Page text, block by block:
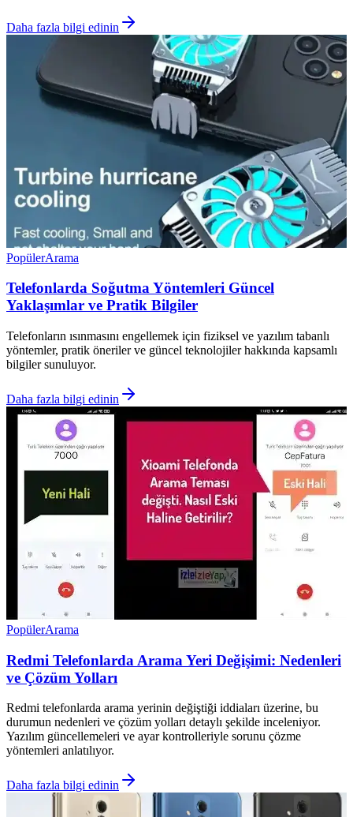
Daha fazla bilgi edinin
PopülerArama
Telefonlarda Soğutma Yöntemleri Güncel
Yaklaşımlar ve Pratik Bilgiler
Telefonların ısınmasını engellemek için fiziksel ve yazılım tabanlı
yöntemler, pratik öneriler ve güncel teknolojiler hakkında kapsamlı
bilgiler sunuluyor.
Daha fazla bilgi edinin
PopülerArama
Redmi Telefonlarda Arama Yeri Değişimi: Nedenleri
ve Çözüm Yolları
Redmi telefonlarda arama yerinin değiştiği iddiaları üzerine, bu
durumun nedenleri ve çözüm yolları detaylı şekilde inceleniyor.
Yazılım güncellemeleri ve ayar kontrolleriyle sorunu çözme
yöntemleri anlatılıyor.
Daha fazla bilgi edinin